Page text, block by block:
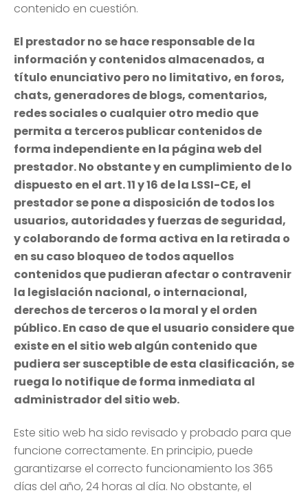
contenido en cuestión.
El prestador no se hace responsable de la
información y contenidos almacenados, a
título enunciativo pero no limitativo, en foros,
chats, generadores de blogs, comentarios,
redes sociales o cualquier otro medio que
permita a terceros publicar contenidos de
forma independiente en la página web del
prestador. No obstante y en cumplimiento de lo
dispuesto en el art. 11 y 16 de la LSSI-CE, el
prestador se pone a disposición de todos los
usuarios, autoridades y fuerzas de seguridad,
y colaborando de forma activa en la retirada o
en su caso bloqueo de todos aquellos
contenidos que pudieran afectar o contravenir
la legislación nacional, o internacional,
derechos de terceros o la moral y el orden
público. En caso de que el usuario considere que
existe en el sitio web algún contenido que
pudiera ser susceptible de esta clasificación, se
ruega lo notifique de forma inmediata al
administrador del sitio web.
Este sitio web ha sido revisado y probado para que
funcione correctamente. En principio, puede
garantizarse el correcto funcionamiento los 365
días del año, 24 horas al día. No obstante, el